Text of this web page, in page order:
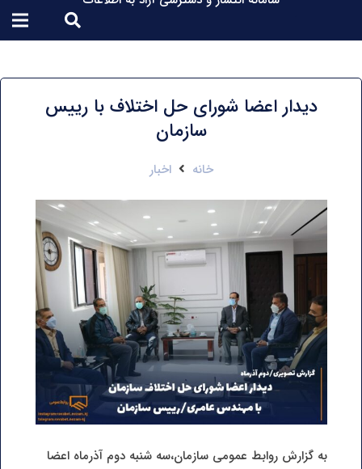
دیدار اعضا شورای حل اختلاف با رییس
سازمان
خانه اخبار
به گزارش روابط عمومی سازمان،سه شنبه دوم آذرماه اعضا